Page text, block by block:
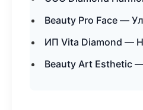
Beauty Pro Face —
ИП Vita Diamond —
Beauty Art Esthetic